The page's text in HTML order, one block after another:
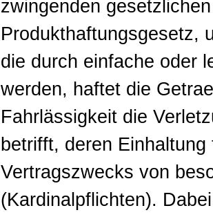
zwingenden
Produkthaftungsgesetz,
die durch einfache oder
werden, haftet die
Fahrlässigkeit die
betrifft, deren
Vertragszwecks von
(Kardinalpflichten).